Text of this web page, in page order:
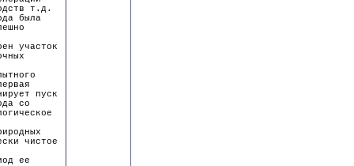
т.д.
была
участок
пуск
со
чистое
ее